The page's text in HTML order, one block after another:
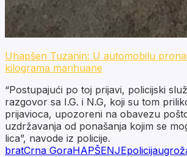
Uhapšen Tuzanin: U automobilu
kilograma marihuane
“Postupajući po toj prijavi, policijski
razgovor sa I.G. i N.G, koji su tom
prijavioca, upozoreni na obavezu
uzdržavanja od ponašanja kojim se
lica”, navode iz policije.
bratCrna GoraHAPŠENJEpolicija